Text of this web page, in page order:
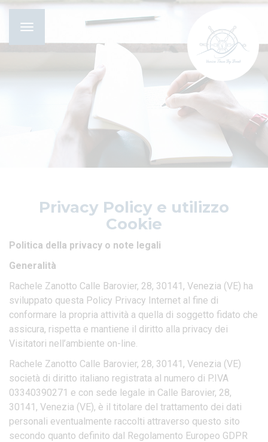
Toggle
navigation
Privacy Policy e utilizzo
Cookie
Politica della privacy o note legali
Generalità
Rachele Zanotto Calle Barovier, 28, 30141, Venezia (VE) ha
sviluppato questa Policy Privacy Internet al fine di
conformare la propria attività a quella di soggetto fidato che
assicura, rispetta e mantiene il diritto alla privacy dei
Visitatori nell’ambiente on-line.
Rachele Zanotto Calle Barovier, 28, 30141, Venezia (VE)
società di diritto italiano registrata al numero di P.IVA
03340390271 e con sede legale in Calle Barovier, 28,
30141, Venezia (VE), è il titolare del trattamento dei dati
personali eventualmente raccolti attraverso questo sito
secondo quanto definito dal Regolamento Europeo GDPR